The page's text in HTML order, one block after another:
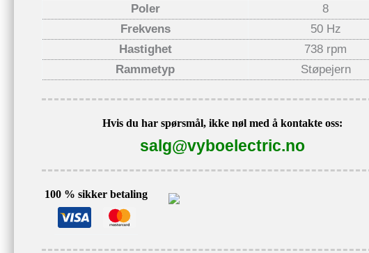
Poler
8
Frekvens
50 Hz
Hastighet
738 rpm
Rammetyp
Støpejern
Hvis du har spørsmål, ikke nøl med å kontakte oss:
salg@vyboelectric.no
100 % sikker betaling